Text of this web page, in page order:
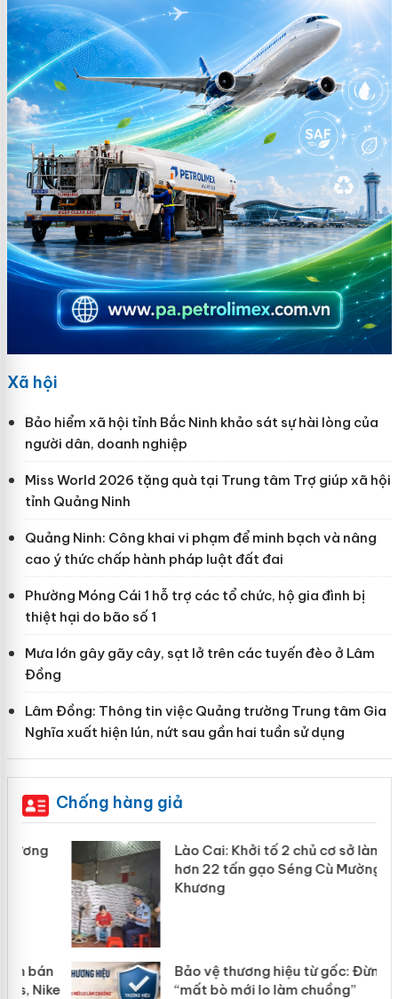
Xã hội
Bảo hiểm xã hội tỉnh Bắc Ninh khảo sát sự hài lòng của
người dân, doanh nghiệp
Miss World 2026 tặng quà tại Trung tâm Trợ giúp xã hội
tỉnh Quảng Ninh
Quảng Ninh: Công khai vi phạm để minh bạch và nâng
cao ý thức chấp hành pháp luật đất đai
Phường Móng Cái 1 hỗ trợ các tổ chức, hộ gia đình bị
thiệt hại do bão số 1
Mưa lớn gây gãy cây, sạt lở trên các tuyến đèo ở Lâm
Đồng
Lâm Đồng: Thông tin việc Quảng trường Trung tâm Gia
Nghĩa xuất hiện lún, nứt sau gần hai tuần sử dụng
Chống hàng giả
Lào Cai: Khởi tố 2 chủ cơ sở làm giả
hơn 22 tấn gạo Séng Cù Mường
Khương
Bảo vệ thương hiệu từ gốc: Đừng để
“mất bò mới lo làm chuồng”